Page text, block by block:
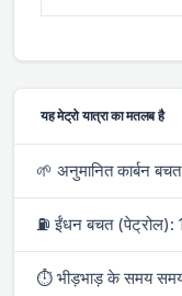
यह मेट्रो यात्रा का मतलब है
🌱 अनुमानित कार्बन
⛽ ईंधन बचत (पेट्रोल):
⏱ भीड़भाड़ के समय